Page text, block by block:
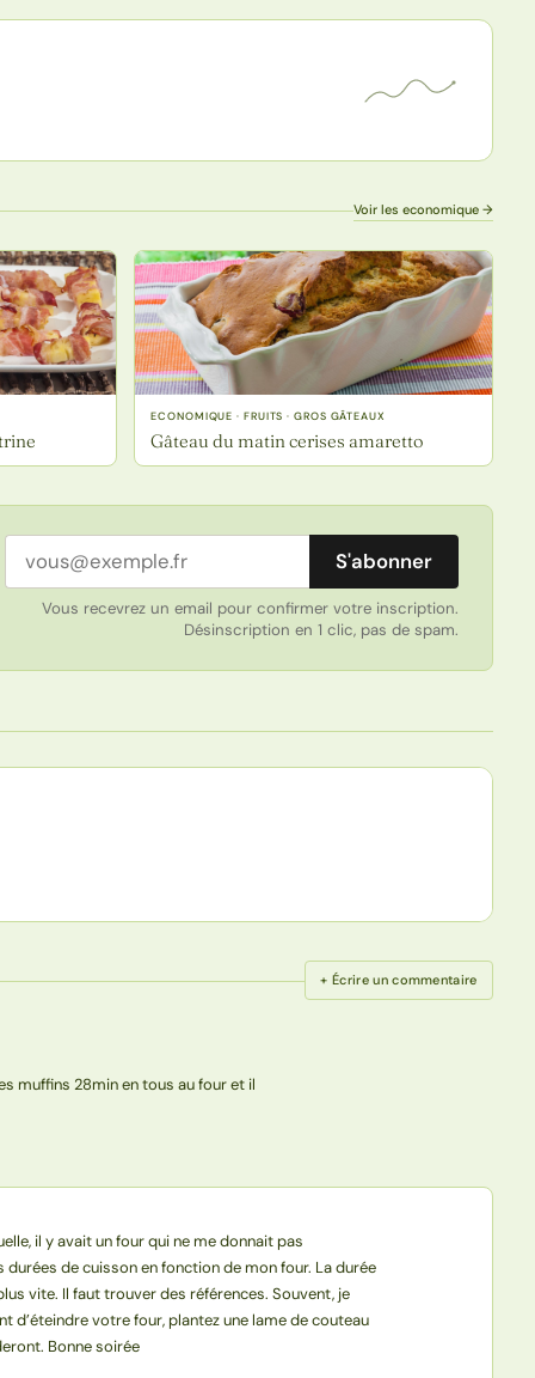
Voir les economique →
ECONOMIQUE · FRUITS · GROS GÂTEAUX
Gâteau du matin cerises amaretto
Adresse email S'abonner
Vous recevrez un email pour confirmer votre inscription.
Désinscription en 1 clic, pas de spam.
+ Écrire un commentaire
muffins 28min en tous au four et il
il y avait un four qui ne me donnait pas
de cuisson en fonction de mon four. La durée
vite. Il faut trouver des références. Souvent, je
d’éteindre votre four, plantez une lame de couteau
Bonne soirée